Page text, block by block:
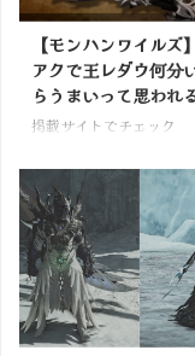
【モンハンワイルズ
アクで王レダウ何分
らうまいって思われ
掲載サイトでチェック